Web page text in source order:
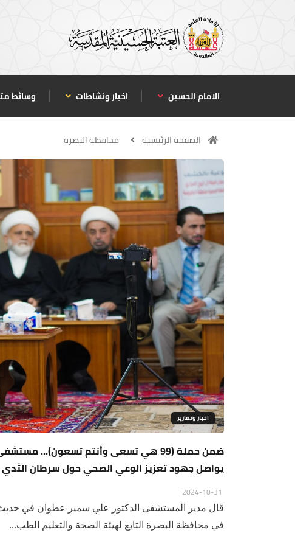
الامام الحسين اخبار ونشاطات وسائط
الصفحة الرئيسية محافظة البصرة
اخبار وتقارير
ضمن حملة (99 هي تسعى وأنتم تسعون)...
يواصل جهود تعزيز الوعي الصحي حول سرطان
قال مدير المستشفى الدكتور علي سمير عطوان في حديث
في محافظة البصرة التابع لهيئة الصحة والتعليم الطب...